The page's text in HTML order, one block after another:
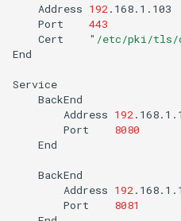
Address 192
Port
443
Cert
"/etc/pki/tls/
End
Address 192
Port
8080
End
Address 192
Port
8081